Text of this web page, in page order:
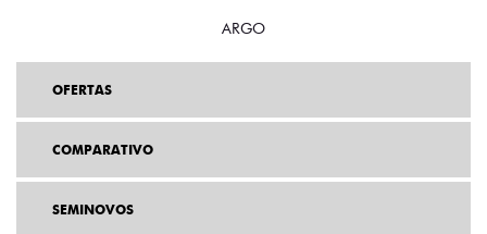
ARGO
OFERTAS
COMPARATIVO
SEMINOVOS